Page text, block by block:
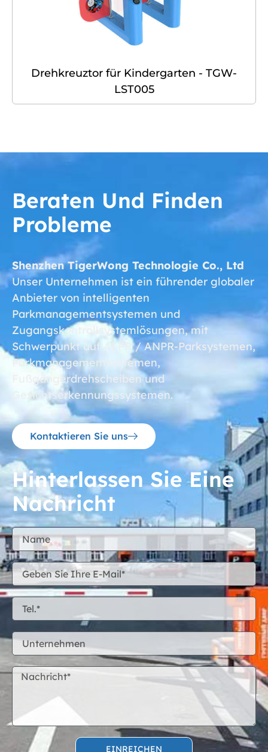
Drehkreuztor für Kindergarten - TGW-
LST005
Beraten Und Finden
Probleme
Shenzhen TigerWong Technologie Co., Ltd
Unser Unternehmen ist ein führender globaler
Anbieter von intelligenten
Parkmanagementsystemen und
Zugangskontrollsystemlösungen, mit
Schwerpunkt auf ALPR / ANPR-Parksystemen,
Parkmanagementsystemen,
Fußgängerdrehscheiben und
Gesichtserkennungssystemen.
Kontaktieren Sie uns
Hinterlassen Sie Eine
Nachricht
EINREICHEN